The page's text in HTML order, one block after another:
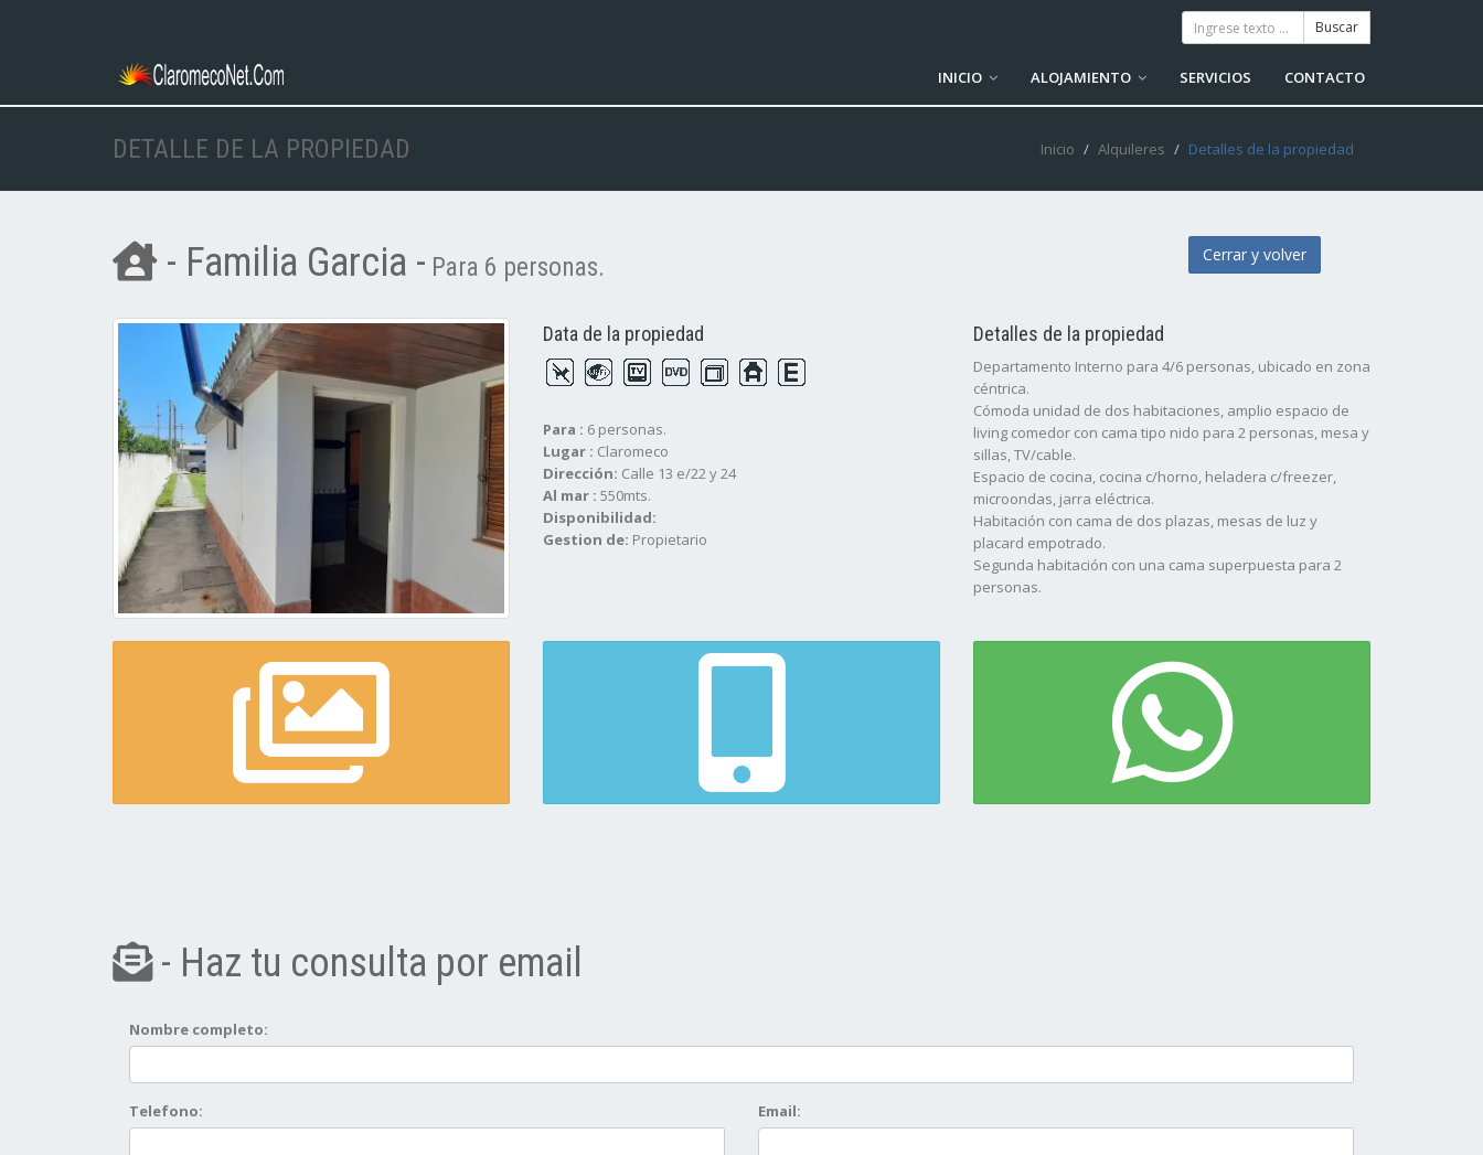
INICIO ALOJAMIENTO SERVICIOS CONTACTO
DETALLE DE LA PROPIEDAD Inicio Alquileres Detalles de la propiedad
- Familia Garcia - Para 6 personas. Cerrar y volver
Data de la propiedad
Para : 6 personas.
Lugar : Claromeco
Dirección: Calle 13 e/22 y 24
Al mar : 550mts.
Disponibilidad:
Gestion de: Propietario
Detalles de la propiedad
Departamento Interno para 4/6 personas, ubicado en zona
céntrica.
Cómoda unidad de dos habitaciones, amplio espacio de
living comedor con cama tipo nido para 2 personas, mesa y
sillas, TV/cable.
Espacio de cocina, cocina c/horno, heladera c/freezer,
microondas, jarra eléctrica.
Habitación con cama de dos plazas, mesas de luz y
placard empotrado.
Segunda habitación con una cama superpuesta para 2
personas.
- Haz tu consulta por email
Nombre completo:
Telefono: Email: